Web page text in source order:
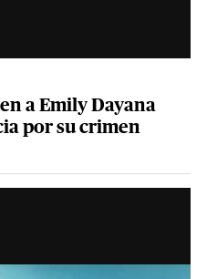
a Emily Dayana
por su crimen